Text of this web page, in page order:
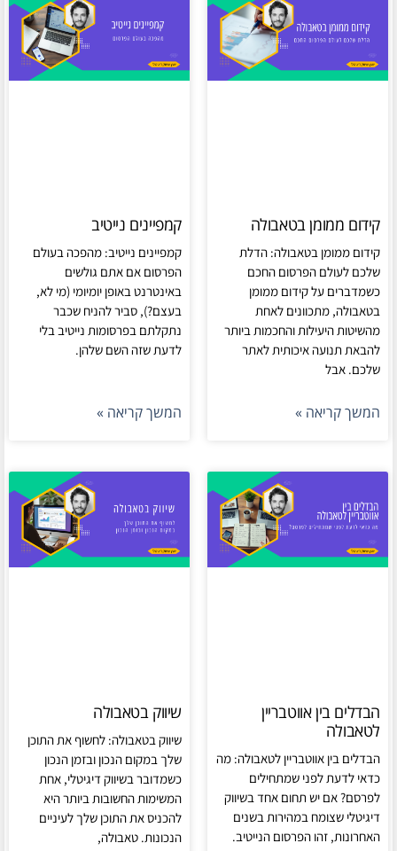
קידום ממומן בטאבולה
קידום ממומן בטאבולה: הדלת
שלכם לעולם הפרסום החכם
כשמדברים על קידום ממומן
בטאבולה, מתכוונים לאחת
מהשיטות היעילות והחכמות ביותר
להבאת תנועה איכותית לאתר
שלכם. אבל
המשך קריאה »
קמפיינים נייטיב
קמפיינים נייטיב: מהפכה בעולם
הפרסום אם אתם גולשים
באינטרנט באופן יומיומי (מי לא,
בעצם?), סביר להניח שכבר
נתקלתם בפרסומות נייטיב בלי
לדעת שזה השם שלהן.
המשך קריאה »
הבדלים בין אווטבריין
לטאבולה
הבדלים בין אווטבריין לטאבולה: מה
כדאי לדעת לפני שמתחילים
לפרסם? אם יש תחום אחד בשיווק
דיגיטלי שצומח במהירות בשנים
האחרונות, זהו הפרסום הנייטיב.
שיווק בטאבולה
שיווק בטאבולה: לחשוף את התוכן
שלך במקום הנכון ובזמן הנכון
כשמדובר בשיווק דיגיטלי, אחת
המשימות החשובות ביותר היא
להכניס את התוכן שלך לעיניים
הנכונות. טאבולה,